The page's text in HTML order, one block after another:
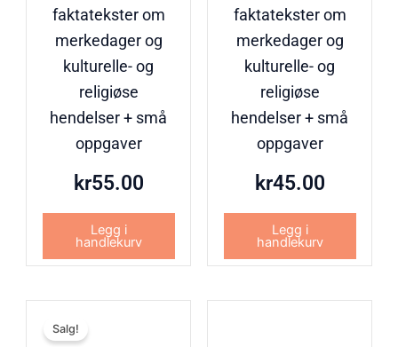
faktatekster om
merkedager og
kulturelle- og
religiøse
hendelser + små
oppgaver
kr55.00
Legg i
handlekurv
faktatekster om
merkedager og
kulturelle- og
religiøse
hendelser + små
oppgaver
kr45.00
Legg i
handlekurv
Salg!